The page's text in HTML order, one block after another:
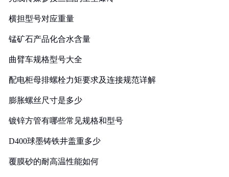
横担型号对应重量
锰矿石产品化合水含量
曲臂车规格型号大全
配电柜母排螺栓力矩要求及连接规范详解
膨胀螺丝尺寸是多少
镀锌方管有哪些常见规格和型号
D400球墨铸铁井盖重多少
覆膜砂的耐高温性能如何